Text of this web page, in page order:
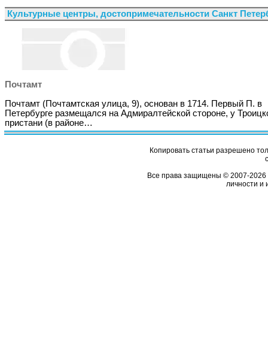
Культурные центры, достопримечательности Санкт
Почтамт
Почтамт (Почтамтская улица, 9), основан в 1714. Первый П. в
Петербурге размещался на Адмиралтейской стороне, у
пристани (в районе…
Копировать статьи разрешено
Все права защищены © 2007-2026
личности и